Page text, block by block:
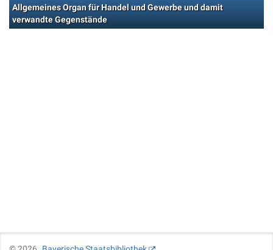
Allgemeines Organ für Handel und Gewerbe und damit
verwandte Gegenstände